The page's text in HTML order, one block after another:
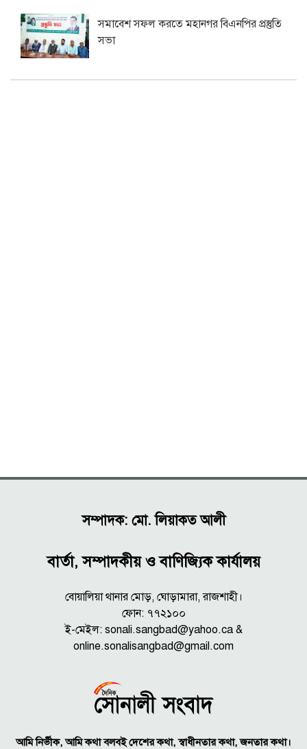
সমাবেশ সফল করতে মহানগর বিএনপির প্রস্তুতি
সভা
সম্পাদক: মো. লিয়াকত আলী
বার্তা, সম্পাদকীয় ও বাণিজ্যিক কার্যালয়
বোয়ালিয়া থানার মোড়, ঘোড়ামারা, রাজশাহী।
ফোন: ৭৭২১০০
ই-মেইল: sonali.sangbad@yahoo.ca &
online.sonalisangbad@gmail.com
আমি নির্ভীক, আমি কথা বলবই দেশের কথা, স্বাধীনতার কথা, জনতার কথা।